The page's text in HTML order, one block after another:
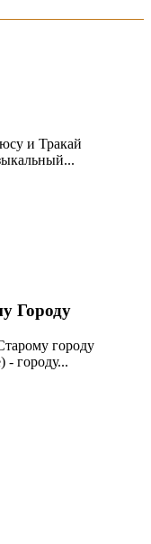
и Тракай
Городу
городу
- городу...